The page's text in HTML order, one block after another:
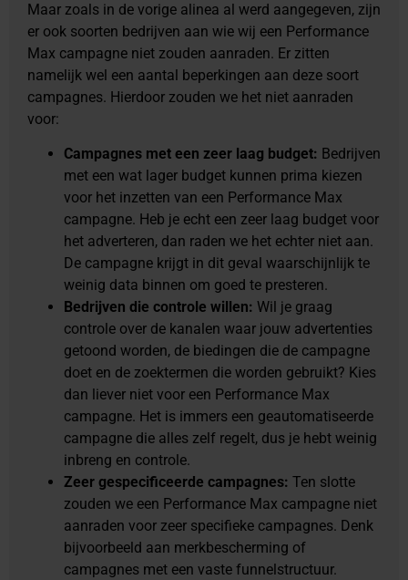
Maar zoals in de vorige alinea al werd aangegeven, zijn
er ook soorten bedrijven aan wie wij een Performance
Max campagne niet zouden aanraden. Er zitten
namelijk wel een aantal beperkingen aan deze soort
campagnes. Hierdoor zouden we het niet aanraden
voor:
Campagnes met een zeer laag budget: Bedrijven
met een wat lager budget kunnen prima kiezen
voor het inzetten van een Performance Max
campagne. Heb je echt een zeer laag budget voor
het adverteren, dan raden we het echter niet aan.
De campagne krijgt in dit geval waarschijnlijk te
weinig data binnen om goed te presteren.
Bedrijven die controle willen: Wil je graag
controle over de kanalen waar jouw advertenties
getoond worden, de biedingen die de campagne
doet en de zoektermen die worden gebruikt? Kies
dan liever niet voor een Performance Max
campagne. Het is immers een geautomatiseerde
campagne die alles zelf regelt, dus je hebt weinig
inbreng en controle.
Zeer gespecificeerde campagnes: Ten slotte
zouden we een Performance Max campagne niet
aanraden voor zeer specifieke campagnes. Denk
bijvoorbeeld aan merkbescherming of
campagnes met een vaste funnelstructuur.